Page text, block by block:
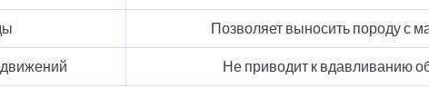
Позволяет выносить породу с
Не приводит к вдавливанию